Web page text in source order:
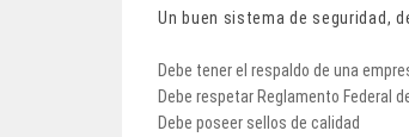
Un buen sistema de seguridad,
Debe tener el respaldo de una
Debe respetar Reglamento Federal
Debe poseer sellos de calidad